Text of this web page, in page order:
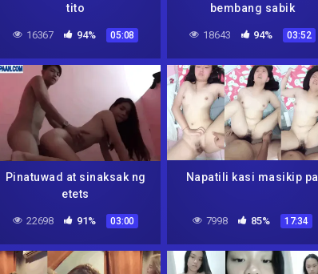
tito
16367 94% 05:08
bembang sabik
18643 94% 03:52
Pinatuwad at sinaksak ng
etets
22698 91% 03:00
Napatili kasi masikip pa
7998 85% 17:34